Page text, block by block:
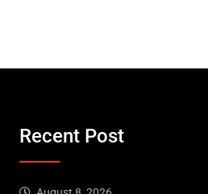
Recent Post